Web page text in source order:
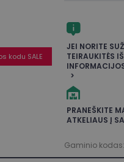
kodu SALE
JEI NORITE
TEIRAUKITĖS
PRANEŠKITE
ATKELIAUS Į
Gaminio